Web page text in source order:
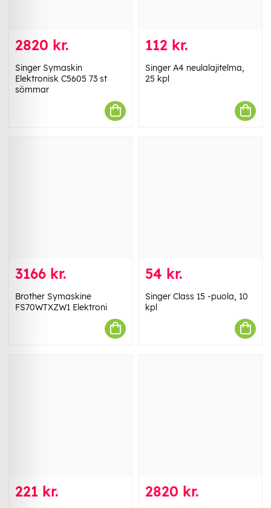
2820 kr.
Singer Symaskin
Elektronisk C5605 73 st
sömmar
112 kr.
Singer A4 neulalajitelma,
25 kpl
3166 kr.
Brother Symaskine
FS70WTXZW1 Elektroni
54 kr.
Singer Class 15 -puola, 10
kpl
221 kr. 2820 kr.